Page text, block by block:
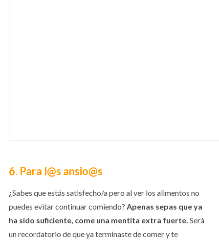
6. Para l@s ansio@s
¿Sabes que estás satisfecho/a pero al ver los alimentos no
puedes evitar continuar comiendo? Apenas sepas que ya
ha sido suficiente, come una mentita extra fuerte. Será
un recordatorio de que ya terminaste de comer y te